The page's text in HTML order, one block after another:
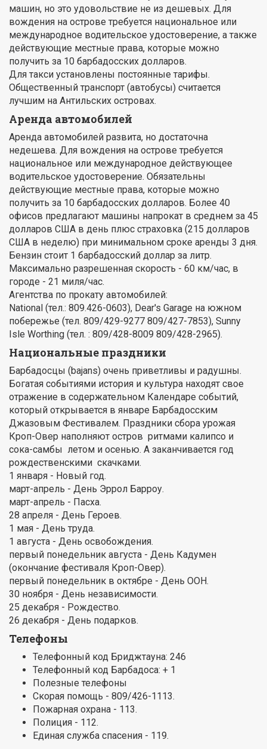
машин, но это удовольствие не из дешевых. Для
вождения на острове требуется национальное или
международное водительское удостоверение, а также
действующие местные права, которые можно
получить за 10 барбадосских долларов.
Для такси установлены постоянные тарифы.
Общественный транспорт (автобусы) считается
лучшим на Антильских островах.
Аренда автомобилей
Аренда автомобилей развита, но достаточна
недешева. Для вождения на острове требуется
национальное или международное действующее
водительское удостоверение. Обязательны
действующие местные права, которые можно
получить за 10 барбадосских долларов. Более 40
офисов предлагают машины напрокат в среднем за 45
долларов США в день плюс страховка (215 долларов
США в неделю) при минимальном сроке аренды 3 дня.
Бензин стоит 1 барбадосский доллар за литр.
Максимально разрешенная скорость - 60 км/час, в
городе - 21 миля/час.
Агентства по прокату автомобилей:
National (тел.: 809.426-0603), Dear's Garage на южном
побережье (тел. 809/429-9277 809/427-7853), Sunny
Isle Worthing (тел. : 809/428-8009 809/428-2965).
Национальные праздники
Барбадосцы (bajans) очень приветливы и радушны.
Богатая событиями история и культура находят свое
отражение в содержательном Календаре событий,
который открывается в январе Барбадосским
Джазовым Фестивалем. Праздники сбора урожая
Кроп-Овер наполняют остров ритмами калипсо и
сока-самбы летом и осенью. А заканчивается год
рождественскими скачками.
1 января - Новый год.
март-апрель - День Эррол Барроу.
март-апрель - Пасха.
28 апреля - День Героев.
1 мая - День труда.
1 августа - День освобождения.
первый понедельник августа - День Кадумен
(окончание фестиваля Кроп-Овер).
первый понедельник в октябре - День ООН.
30 ноября - День независимости.
25 декабря - Рождество.
26 декабря - День подарков.
Телефоны
Телефонный код Бриджтауна: 246
Телефонный код Барбадоса: + 1
Полезные телефоны
Скорая помощь - 809/426-1113.
Пожарная охрана - 113.
Полиция - 112.
Единая служба спасения - 119.